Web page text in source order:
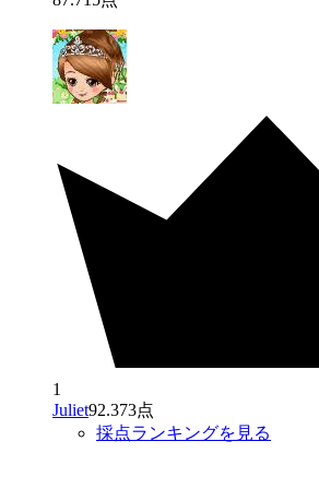
1
Juliet92.373点
採点ランキングを見る